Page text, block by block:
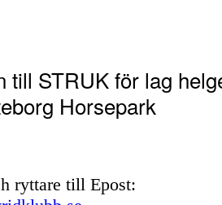
till STRUK för lag
Horsepark
ryttare till Epost: